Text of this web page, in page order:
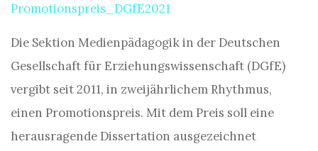
Promotionspreis_DGfE2021
Die Sektion Medienpädagogik in der Deutschen
Gesellschaft für Erziehungswissenschaft (DGfE)
vergibt seit 2011, in zweijährlichem Rhythmus,
einen Promotionspreis. Mit dem Preis soll eine
herausragende Dissertation ausgezeichnet